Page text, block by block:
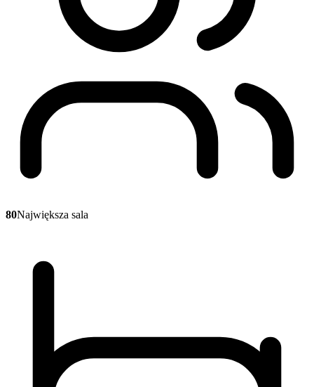
80Największa sala